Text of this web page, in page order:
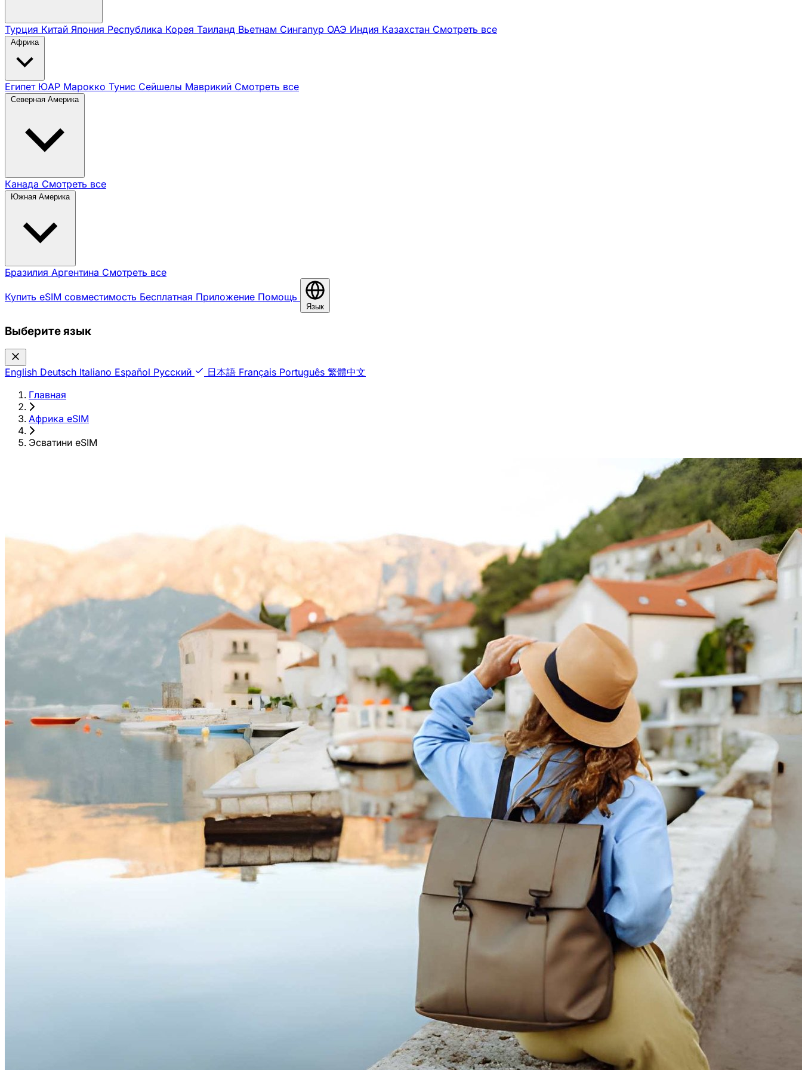
Турция Китай Япония Республика Корея Таиланд Вьетнам Сингапур ОАЭ Индия Казахстан Смотреть все
Африка
Египет ЮАР Марокко Тунис Сейшелы Маврикий Смотреть все
Северная Америка
Канада Смотреть все
Южная Америка
Бразилия Аргентина Смотреть все
Купить eSIM совместимость Бесплатная Приложение Помощь
Язык
Выберите язык
English Deutsch Italiano Español Русский 日本語 Français Português 繁體中文
Главная
›
Африка eSIM
›
Эсватини eSIM